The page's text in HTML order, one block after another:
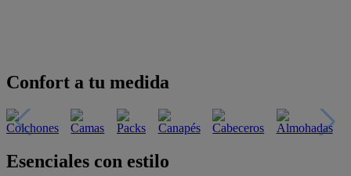
Confort a tu medida
Esenciales con estilo